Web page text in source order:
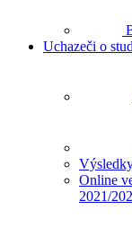
Uchazeči o
Online
2021/